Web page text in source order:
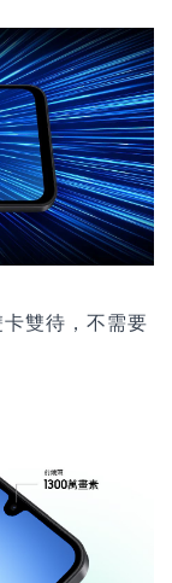
雙待，不需要